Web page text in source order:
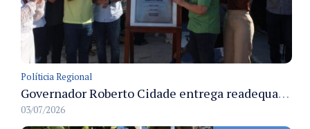
Políticia Regional
Governador Roberto Cidade entrega readequação do ambulatório da FCecon e amplia capacidade de atendimento oncológico em Manaus
03/07/2026